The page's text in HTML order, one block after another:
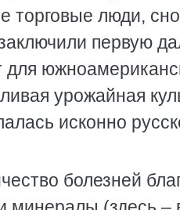
торговые люди,
первую
урожайная
исконно
болезней